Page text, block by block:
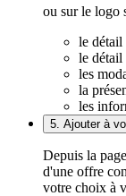
ou sur le logo
le détail
le détail
les
la
les
5. Ajouter à
Depuis la
d'une offre
votre choix à